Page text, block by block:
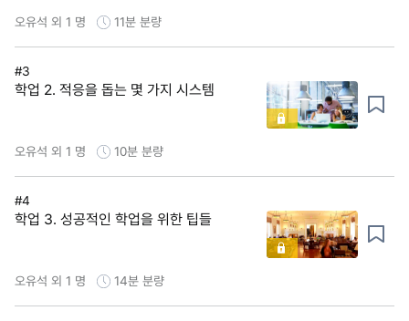
오유석 외 1 명 11분 분량
#3
학업 2. 적응을 돕는 몇 가지 시스템
오유석 외 1 명 10분 분량
#4
학업 3. 성공적인 학업을 위한 팁들
오유석 외 1 명 14분 분량